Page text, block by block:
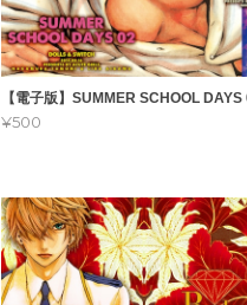
【電子版】SUMMER SCHOOL DAYS
¥500